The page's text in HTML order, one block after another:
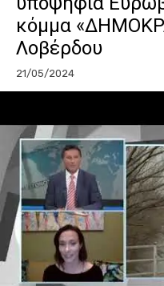
κόμμα
Λοβέρδου
21/05/2024